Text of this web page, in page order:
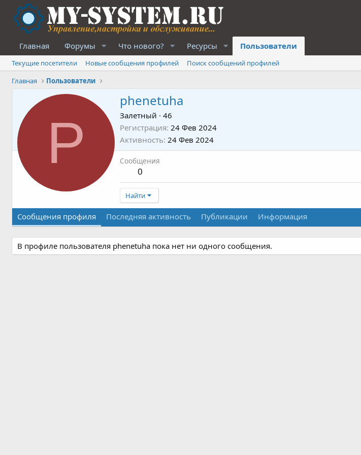
Главная Форумы Что нового? Ресурсы Пользователи
Текущие посетители Новые сообщения профилей
Поиск сообщений профилей
Главная
Пользователи
P
phenetuha
Залетный · 46
Регистрация 24 Фев 2024
Активность 24 Фев 2024
Сообщения
0
Найти
Сообщения профиля Последняя активность Публикации Информация
В профиле пользователя phenetuha пока нет ни одного сообщения.